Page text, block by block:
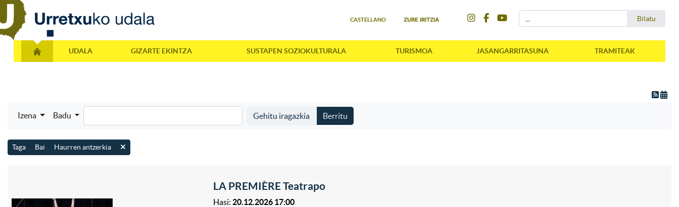
CASTELLANO ZURE IRITZIA Bilatu
UDALA GIZARTE EKINTZA SUSTAPEN SOZIOKULTURALA TURISMOA JASANGARRITASUNA TRAMITEAK
Izena Badu Gehitu iragazkia Berritu
Taga Bai Haurren antzerkia
LA PREMIÈRE Teatrapo
Hasi: 20.12.2026 17:00